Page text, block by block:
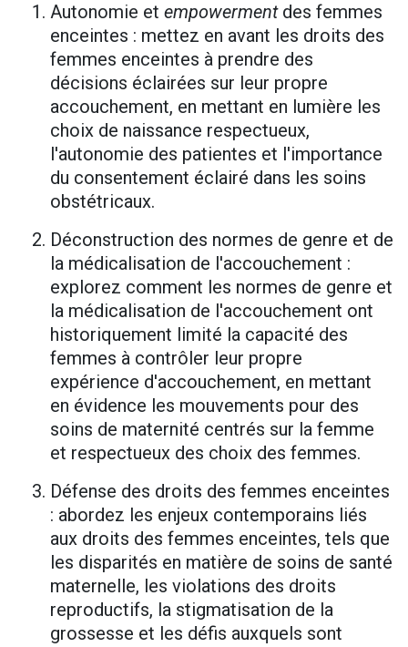
Autonomie et empowermentdes femmes
enceintes : mettez en avant les droits des
femmes enceintes à prendre des
décisions éclairées sur leur propre
accouchement, en mettant en lumière les
choix de naissance respectueux,
l'autonomie des patientes et l'importance
du consentement éclairé dans les soins
obstétricaux.
Déconstruction des normes de genre et de
la médicalisation de l'accouchement :
explorez comment les normes de genre et
la médicalisation de l'accouchement ont
historiquement limité la capacité des
femmes à contrôler leur propre
expérience d'accouchement, en mettant
en évidence les mouvements pour des
soins de maternité centrés sur la femme
et respectueux des choix des femmes.
Défense des droits des femmes enceintes
: abordez les enjeux contemporains liés
aux droits des femmes enceintes, tels que
les disparités en matière de soins de santé
maternelle, les violations des droits
reproductifs, la stigmatisation de la
grossesse et les défis auxquels sont